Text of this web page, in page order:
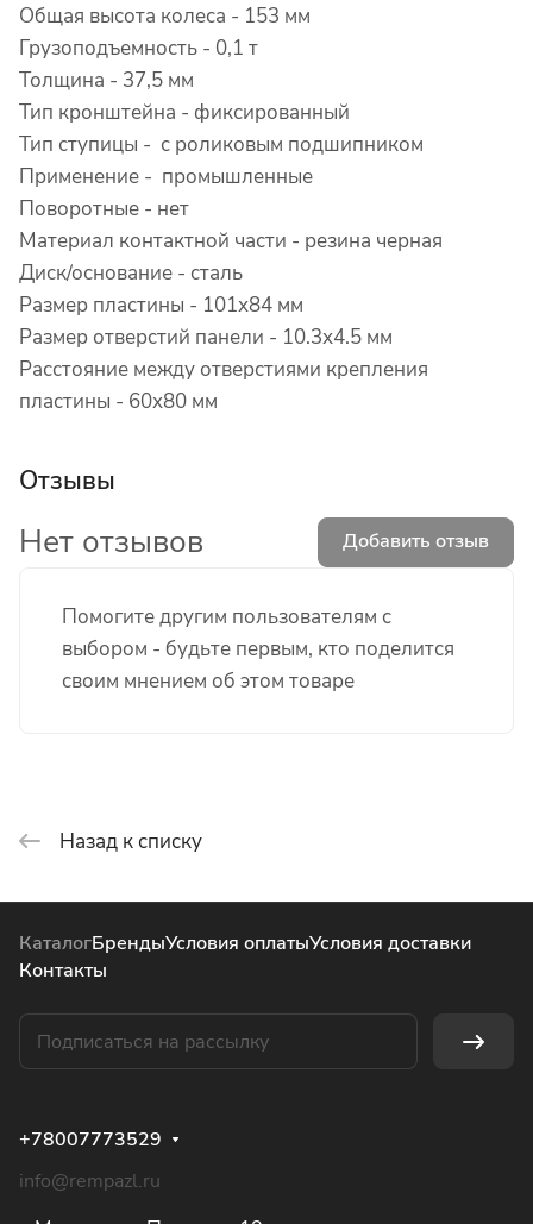
Общая высота колеса - 153 мм
Грузоподъемность - 0,1 т
Толщина - 37,5 мм
Тип кронштейна - фиксированный
Тип ступицы - с роликовым подшипником
Применение - промышленные
Поворотные - нет
Материал контактной части - резина черная
Диск/основание - сталь
Размер пластины - 101х84 мм
Размер отверстий панели - 10.3х4.5 мм
Расстояние между отверстиями крепления
пластины - 60х80 мм
Отзывы
Помогите другим пользователям с
выбором - будьте первым, кто поделится
своим мнением об этом товаре
Нет отзывов Добавить отзыв
Назад к списку
КаталогБрендыУсловия оплатыУсловия доставки
Контакты
+78007773529
info@rempazl.ru